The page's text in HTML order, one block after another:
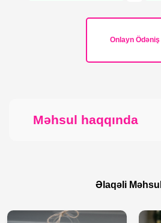
Onlayn Ödəniş
Məhsul haqqında
Əlaqəli